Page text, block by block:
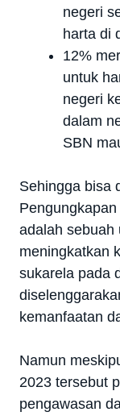
negeri
harta di
12%
untuk
negeri
dalam
SBN
Sehingga bisa
adalah sebuah
meningkatkan
sukarela pada
kemanfaatan
Namun
2023 tersebut
pengawasan